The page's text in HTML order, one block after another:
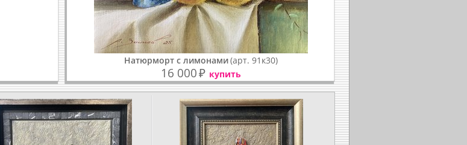
Натюрморт с лимонами(арт. 91к30)
16 000₽ купить